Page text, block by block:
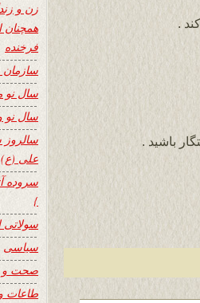
.
باشید .
زن و
همچنان
فرخنده
سازمان
سال نو
سال نو
سالروز
علی (ع)
سروده
}
سولاتی
سیاسی
صحت و
طاعات